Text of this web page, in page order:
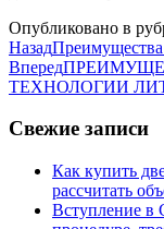
Опубликовано в
Назад
Вперед
ТЕХНОЛОГИИ
Свежие записи
Как купить
рассчитать
Вступление в